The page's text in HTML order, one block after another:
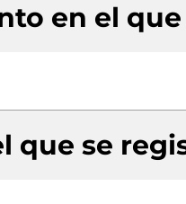
en el
que se